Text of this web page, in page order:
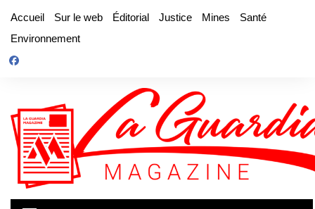
contenu
Accueil Sur le web Éditorial Justice Mines
Santé
Environnement